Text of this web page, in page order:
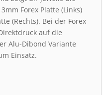
Forex Platte (Links)
(Rechts). Bei der Forex
auf die
Alu-Dibond Variante
Einsatz.